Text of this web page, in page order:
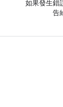
如果發生錯
告